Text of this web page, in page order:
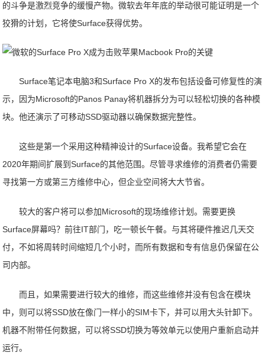
的斗争是激烈竞争的缓慢产物。微软去年年底的举动很可能证明是一个
狡猾的计划，它将使Surface获得优势。
Surface笔记本电脑3和Surface Pro X的发布包括设备可修复性的演
示，因为Microsoft的Panos Panay将机器拆分为可以轻松切换的各种模
块。他还演示了可移动SSD驱动器以确保数据完整性。
这些是第一个采用这种精神设计的Surface设备。我希望它会在
2020年期间扩展到Surface的其他范围。尽管寻求维修的消费者仍需要
寻找第一方或第三方维修中心，但企业空间将大大节省。
较大的客户将可以参加Microsoft的现场维修计划。需要更换
Surface屏幕吗？前往IT部门，吃一顿长午餐。与其将硬件推迟几天交
付，不如将周转时间缩短几个小时，而所有数据和专有信息仍保留在公
司内部。
而且，如果需要进行较大的维修，而这些维修并没有包含在模块
中，则可以将SSD放在像门一样小的SIM卡下，并可以用大头针卸下。
机器不附带任何数据，可以将SSD切换为等效单元以使用户重新启动并
运行。